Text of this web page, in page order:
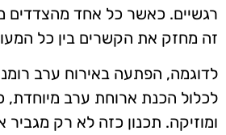
רגשיים. כאשר כל אחד מהצדדים
זה מחזק את הקשרים בין כל
לדוגמה, הפתעה באירוח ערב
לכלול הכנת ארוחת ערב מיוחדת,
ומוזיקה. תכנון כזה לא רק מגביר